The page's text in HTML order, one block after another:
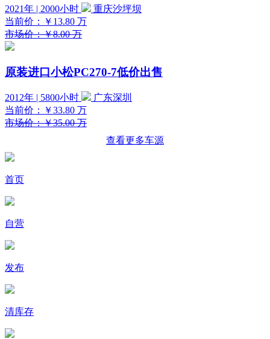
2021年 | 2000小时
重庆沙坪坝
当前价：
￥13.80 万
市场价：￥8.00 万
原装进口小松PC270-7低价出售
2012年 | 5800小时
广东深圳
当前价：
￥33.80 万
市场价：￥35.00 万
查看更多车源
首页
自营
发布
清库存